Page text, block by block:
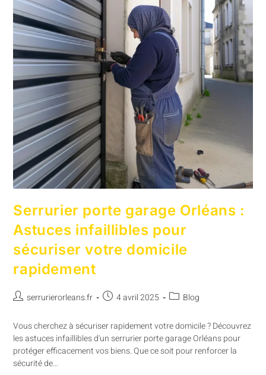
Serrurier porte garage Orléans :
Astuces infaillibles pour
sécuriser votre domicile
rapidement
serrurierorleans.fr 4 avril 2025 Blog
Vous cherchez à sécuriser rapidement votre domicile ? Découvrez
les astuces infaillibles d'un serrurier porte garage Orléans pour
protéger efficacement vos biens. Que ce soit pour renforcer la
sécurité de…